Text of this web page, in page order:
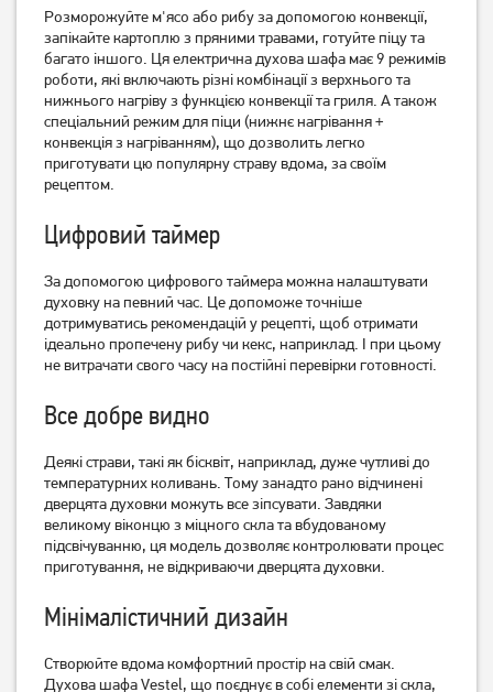
Духова шафа Gorenje
BOS6737SYW
21 999 грн
Духова шафа Vestel AFX-
8786
13 599 грн
Духова шафа Vestel AFB-
Духова шафа Vestel AFB-
Розморожуйте м'ясо або рибу за допомогою конвекції,
запікайте картоплю з пряними травами, готуйте піцу та
багато іншого. Ця електрична духова шафа має 9 режимів
роботи, які включають різні комбінації з верхнього та
нижнього нагріву з функцією конвекції та гриля. А також
спеціальний режим для піци (нижнє нагрівання +
конвекція з нагріванням), що дозволить легко
приготувати цю популярну страву вдома, за своїм
рецептом.
Цифровий таймер
За допомогою цифрового таймера можна налаштувати
духовку на певний час. Це допоможе точніше
дотримуватись рекомендацій у рецепті, щоб отримати
ідеально пропечену рибу чи кекс, наприклад. І при цьому
не витрачати свого часу на постійні перевірки готовності.
Все добре видно
Деякі страви, такі як бісквіт, наприклад, дуже чутливі до
температурних коливань. Тому занадто рано відчинені
дверцята духовки можуть все зіпсувати. Завдяки
великому віконцю з міцного скла та вбудованому
підсвічуванню, ця модель дозволяє контролювати процес
приготування, не відкриваючи дверцята духовки.
Мінімалістичний дизайн
Створюйте вдома комфортний простір на свій смак.
Духова шафа Vestel, що поєднує в собі елементи зі скла,